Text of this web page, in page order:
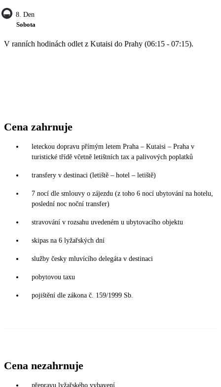
8. Den
Sobota
V ranních hodinách odlet z Kutaisi do Prahy (06:15 - 07:15).
Cena zahrnuje
leteckou dopravu přímým letem Praha – Kutaisi – Praha v
turistické třídě včetně letištních tax a palivových poplatků
transfery v destinaci (letiště – hotel – letiště)
7 nocí dle smlouvy o zájezdu (z toho 6 nocí ubytování na hotelu,
poslední noc noční transfer)
stravování v rozsahu uvedeném u ubytovacího objektu
skipas na 6 lyžařských dní
služby česky mluvícího delegáta v destinaci
pobytovou taxu
pojištění dle zákona č. 159/1999 Sb.
Cena nezahrnuje
přepravu lyžařského vybavení